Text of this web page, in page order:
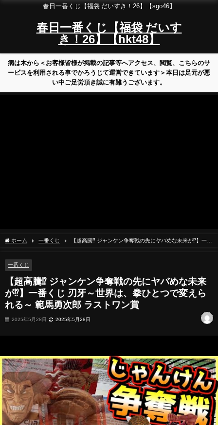
春日一番くじ【福袋 だいすき！26】【sgo46】
春日一番くじ【福袋 だいす
き！26】【hkt48】
病は木から＜お客様皆様が掲載の記事等へアクセス、閲覧、こちらのサ
ービスを利用される事でかろうじて運営できています＞本日は足元が悪
い中ご足労頂き誠に有難うございます。
ホーム 一番くじ
【超高騰⁉︎ ジャンケン争奪戦の先にヤバめな未来が⁉︎】一番
一番くじ
【超高騰⁉︎ ジャンケン争奪戦の先にヤバめな未来
が⁉︎】一番くじ 刃牙～世界は、拳ひとつで変えら
れる～ 範馬勇次郎 ラストワン賞
2025年5月28日 2025年5月28日